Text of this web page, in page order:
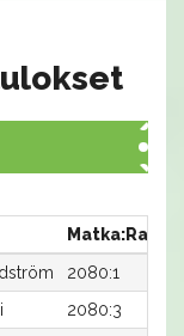
Matka:Rata
2080:1
2080:3